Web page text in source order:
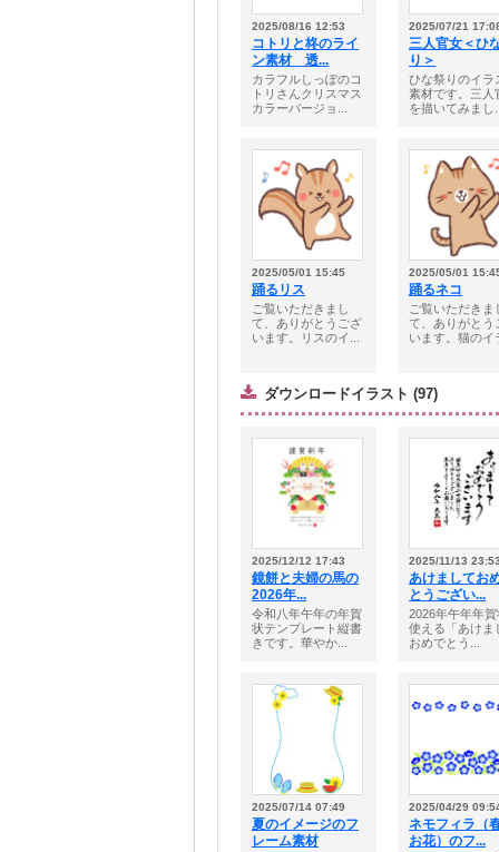
2025/08/16 12:53
コトリと柊のライ
ン素材 透...
カラフルしっぽのコ
トリさんクリスマス
カラーバージョ...
2025/07/21
三人官女＜ひ
り＞
ひな祭りのイラ
素材です。三人
を描いてみまし
2025/05/01 15:45
踊るリス
ご覧いただきまし
て、ありがとうござ
います。リスのイ...
2025/05/01
踊るネコ
ご覧いただきま
て、ありがとう
います。猫のイ
ダウンロードイラスト (97)
2025/12/12 17:43
鏡餅と夫婦の馬の
2026年...
令和八年午年の年賀
状テンプレート縦書
きです。華やか...
2025/11/13
あけましてお
とうござい...
2026年午年年
使える「あけま
おめでとう...
2025/07/14 07:49
夏のイメージのフ
レーム素材
2025/04/29
ネモフィラ（
お花）のフ...